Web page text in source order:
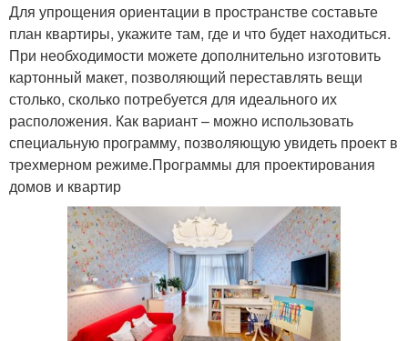
Для упрощения ориентации в пространстве составьте
план квартиры, укажите там, где и что будет находиться.
При необходимости можете дополнительно изготовить
картонный макет, позволяющий переставлять вещи
столько, сколько потребуется для идеального их
расположения. Как вариант – можно использовать
специальную программу, позволяющую увидеть проект в
трехмерном режиме.Программы для проектирования
домов и квартир